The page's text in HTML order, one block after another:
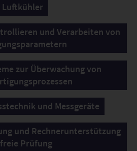
Luftkühler
und Verarbeiten von
zur Überwachung von
und Messgeräte
und Rechnerunterstützung
Prüfung